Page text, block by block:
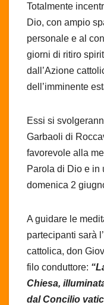
Totalmente
Dio, con ampio
personale e al
giorni di ritiro
dall’Azione
dell’imminente
Essi si
Garbaoli di
favorevole alla
Parola di Dio e in
domenica 2
A guidare le
partecipanti sarà
cattolica, don
filo conduttore:
Chiesa,
dal Concilio